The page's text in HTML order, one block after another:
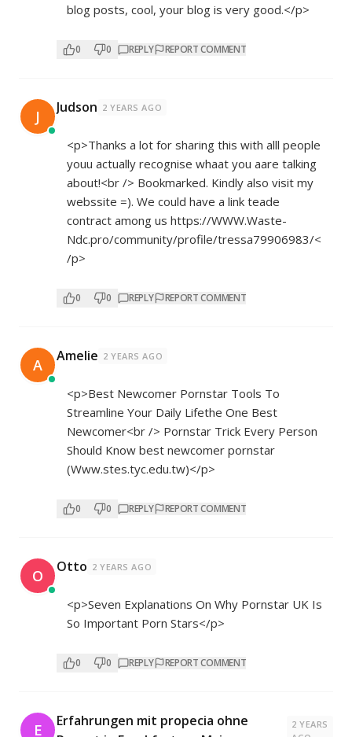
blog posts, cool, your blog is very good.</p>
0 0 REPLY REPORT COMMENT
J Judson 2 YEARS AGO
<p>Thanks a lot for sharing this with alll people
youu actually recognise whaat you aare talking
about!<br /> Bookmarked. Kindly also visit my
webssite =). We could have a link teade
contract among us https://WWW.Waste-
Ndc.pro/community/profile/tressa79906983/<
/p>
0 0 REPLY REPORT COMMENT
A Amelie 2 YEARS AGO
<p>Best Newcomer Pornstar Tools To
Streamline Your Daily Lifethe One Best
Newcomer<br /> Pornstar Trick Every Person
Should Know best newcomer pornstar
(Www.stes.tyc.edu.tw)</p>
0 0 REPLY REPORT COMMENT
O Otto 2 YEARS AGO
<p>Seven Explanations On Why Pornstar UK Is
So Important Porn Stars</p>
0 0 REPLY REPORT COMMENT
E
Erfahrungen mit propecia ohne
2 YEARS